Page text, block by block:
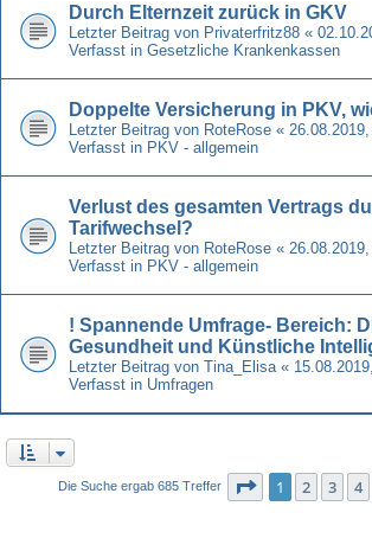
Durch Elternzeit zurück in GKV
Letzter Beitrag von Privaterfritz88 «
Verfasst in Gesetzliche Krankenkassen
Doppelte Versicherung in PKV,
Letzter Beitrag von RoteRose «
Verfasst in PKV - allgemein
Verlust des gesamten Vertrags
Tarifwechsel?
Letzter Beitrag von RoteRose «
Verfasst in PKV - allgemein
! Spannende Umfrage- Bereich:
Gesundheit und Künstliche
Letzter Beitrag von Tina_Elisa «
Verfasst in Umfragen
Die Suche ergab 685 Treffer Seite 1von 14
1 2 3 4